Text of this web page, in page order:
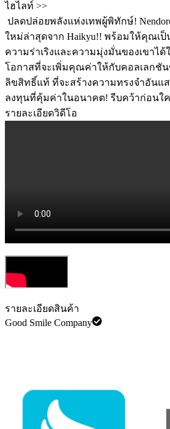
ไฮไลท์ >>
ปลดปล่อยพลังแห่งเทพผู้พิทักษ์!
ใหม่ล่าสุดจาก Haikyu!! พร้อมให้คุณเป็
ความร่าเริงและความมุ่งมั่นของเขาไ
โอกาสที่จะเพิ่มคุณค่าให้กับคอลเลกชั
ลิขสิทธิ์แท้ ที่จะสร้างความทรงจำอันแ
ลงทุนที่คุ้มค่าในอนาคต! รีบคว้าก่อนใ
รายละเอียดวิดีโอ
รายละเอียดสินค้า
Good Smile Company